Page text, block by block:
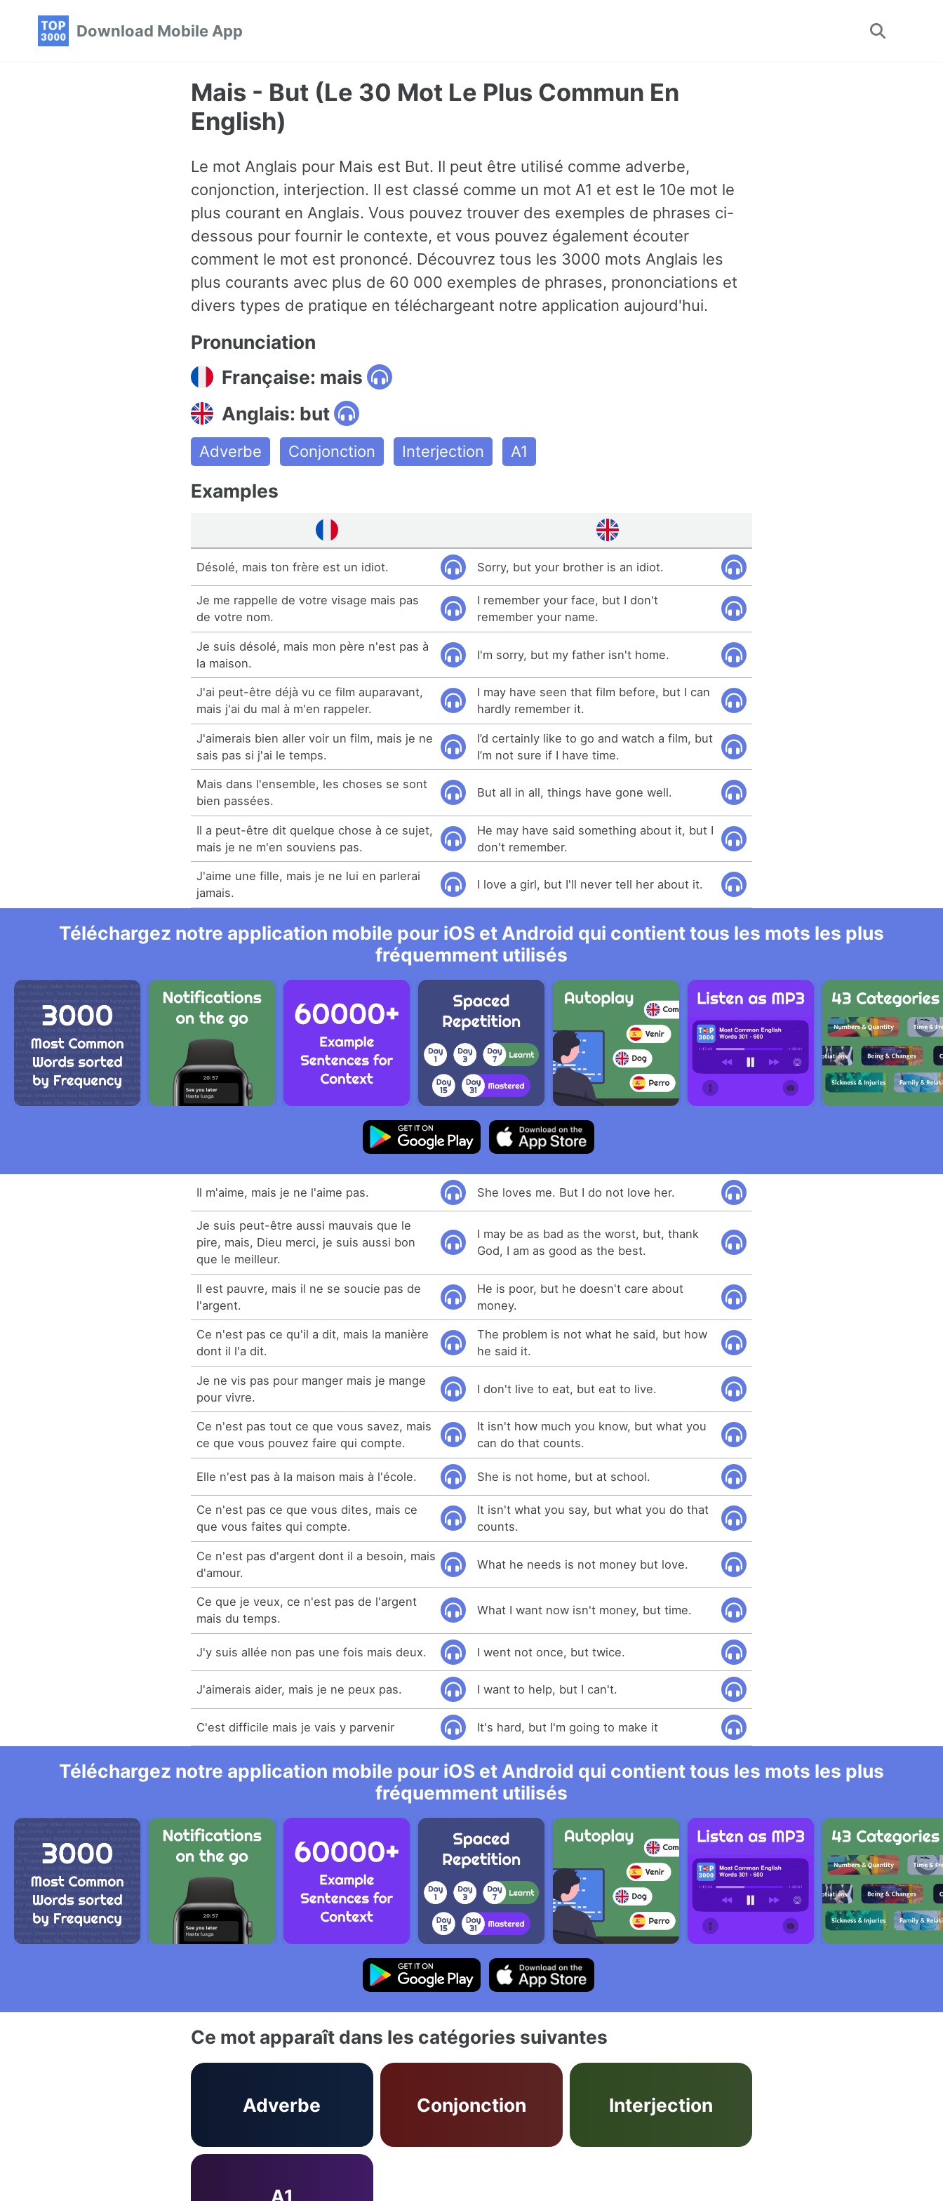
Download Mobile App
Toggle
Mais - But (Le 30 Mot Le Plus Commun En
English)
Le mot Anglais pour Mais est But. Il peut être utilisé comme adverbe,
conjonction, interjection. Il est classé comme un mot A1 et est le 10e mot le
plus courant en Anglais. Vous pouvez trouver des exemples de phrases ci-
dessous pour fournir le contexte, et vous pouvez également écouter
comment le mot est prononcé. Découvrez tous les 3000 mots Anglais les
plus courants avec plus de 60 000 exemples de phrases, prononciations et
divers types de pratique en téléchargeant notre application aujourd'hui.
Pronunciation
Française: mais
Anglais: but
Adverbe Conjonction Interjection A1
Examples
Désolé, mais ton frère est un idiot. Sorry, but your brother is an idiot.
Je me rappelle de votre visage mais pas
de votre nom.
I remember your face, but I don't
remember your name.
Je suis désolé, mais mon père n'est pas à
la maison.
I'm sorry, but my father isn't home.
J'ai peut-être déjà vu ce film auparavant,
mais j'ai du mal à m'en rappeler.
I may have seen that film before, but I can
hardly remember it.
J'aimerais bien aller voir un film, mais je ne
sais pas si j'ai le temps.
I’d certainly like to go and watch a film, but
I’m not sure if I have time.
Mais dans l'ensemble, les choses se sont
bien passées.
But all in all, things have gone well.
Il a peut-être dit quelque chose à ce sujet,
mais je ne m'en souviens pas.
He may have said something about it, but I
don't remember.
J'aime une fille, mais je ne lui en parlerai
jamais.
I love a girl, but I'll never tell her about it.
Téléchargez notre application mobile pour iOS et Android qui contient tous les mots les plus
fréquemment utilisés
Il m'aime, mais je ne l'aime pas. She loves me. But I do not love her.
Je suis peut-être aussi mauvais que le
pire, mais, Dieu merci, je suis aussi bon
que le meilleur.
I may be as bad as the worst, but, thank
God, I am as good as the best.
Il est pauvre, mais il ne se soucie pas de
l'argent.
He is poor, but he doesn't care about
money.
Ce n'est pas ce qu'il a dit, mais la manière
dont il l'a dit.
The problem is not what he said, but how
he said it.
Je ne vis pas pour manger mais je mange
pour vivre.
I don't live to eat, but eat to live.
Ce n'est pas tout ce que vous savez, mais
ce que vous pouvez faire qui compte.
It isn't how much you know, but what you
can do that counts.
Elle n'est pas à la maison mais à l'école. She is not home, but at school.
Ce n'est pas ce que vous dites, mais ce
que vous faites qui compte.
It isn't what you say, but what you do that
counts.
Ce n'est pas d'argent dont il a besoin, mais
d'amour.
What he needs is not money but love.
Ce que je veux, ce n'est pas de l'argent
mais du temps.
What I want now isn't money, but time.
J'y suis allée non pas une fois mais deux. I went not once, but twice.
J'aimerais aider, mais je ne peux pas. I want to help, but I can't.
C'est difficile mais je vais y parvenir It's hard, but I'm going to make it
Téléchargez notre application mobile pour iOS et Android qui contient tous les mots les plus
fréquemment utilisés
Ce mot apparaît dans les catégories suivantes
Adverbe Conjonction Interjection
A1